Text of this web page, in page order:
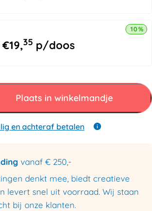
€19,35 p/doos
10%
Plaats in winkelmandje
en achteraf betalen
vanaf € 250,-
denkt mee, biedt creatieve
levert snel uit voorraad. Wij staan
bij onze klanten.